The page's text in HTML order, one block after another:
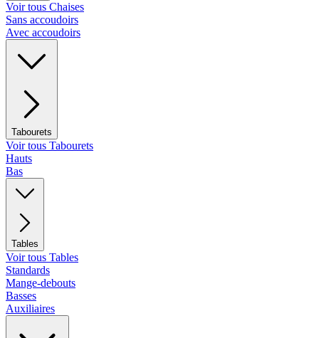
Voir tous Chaises
Sans accoudoirs
Avec accoudoirs
Tabourets
Voir tous Tabourets
Hauts
Bas
Tables
Voir tous Tables
Standards
Mange-debouts
Basses
Auxiliaires